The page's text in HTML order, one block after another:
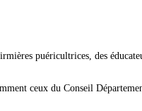
puéricultrices, des
ceux du Conseil